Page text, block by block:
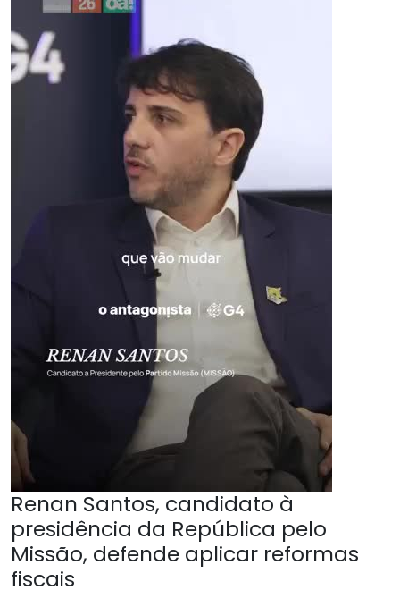
Renan Santos, candidato à
presidência da República pelo
Missão, defende aplicar reformas
fiscais